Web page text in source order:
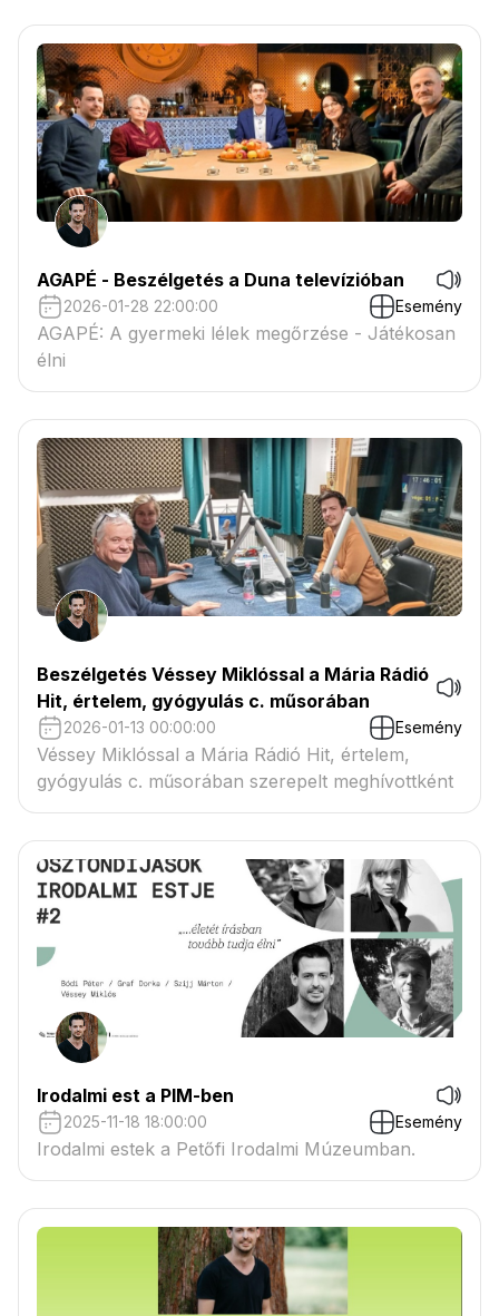
AGAPÉ - Beszélgetés a Duna televízióban
2026-01-28 22:00:00 Esemény
AGAPÉ: A gyermeki lélek megőrzése - Játékosan
élni
Beszélgetés Véssey Miklóssal a Mária Rádió
Hit, értelem, gyógyulás c. műsorában
2026-01-13 00:00:00 Esemény
Véssey Miklóssal a Mária Rádió Hit, értelem,
gyógyulás c. műsorában szerepelt meghívottként
Irodalmi est a PIM-ben
2025-11-18 18:00:00 Esemény
Irodalmi estek a Petőfi Irodalmi Múzeumban.